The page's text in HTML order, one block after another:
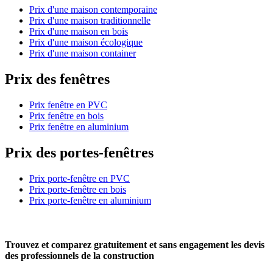
Prix d'une maison contemporaine
Prix d'une maison traditionnelle
Prix d'une maison en bois
Prix d'une maison écologique
Prix d'une maison container
Prix des fenêtres
Prix fenêtre en PVC
Prix fenêtre en bois
Prix fenêtre en aluminium
Prix des portes-fenêtres
Prix porte-fenêtre en PVC
Prix porte-fenêtre en bois
Prix porte-fenêtre en aluminium
Trouvez et comparez gratuitement et sans engagement les devis
des professionnels de la construction